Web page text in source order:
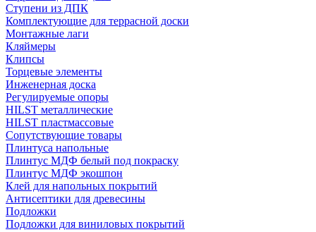
Ступени из ДПК
Комплектующие для террасной доски
Монтажные лаги
Кляймеры
Клипсы
Торцевые элементы
Инженерная доска
Регулируемые опоры
HILST металлические
HILST пластмассовые
Сопутствующие товары
Плинтуса напольные
Плинтус МДФ белый под покраску
Плинтус МДФ экошпон
Клей для напольных покрытий
Антисептики для древесины
Подложки
Подложки для виниловых покрытий